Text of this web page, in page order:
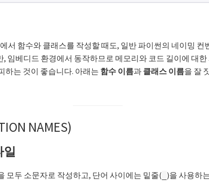
서 함수와 클래스를 작성할 때도, 일반 파이썬의 네이밍 컨
임베디드 환경에서 동작하므로 메모리와 코드 길이에 대
하는 것이 좋습니다. 아래는 함수 이름과 클래스 이름을 잘
NAMES)
일
모두 소문자로 작성하고, 단어 사이에는 밑줄( )을 사용하